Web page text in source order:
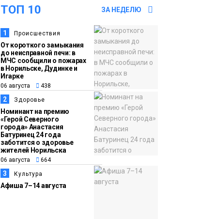
Образование
14:36
06 августа
Плато
Путорана
На плато Путорана
создадут систему
наблюдения за вечной
мерзлотой и очистят
территорию от мусора
13:47
06 августа
Новости
Заполярный
транспортный филиал
в Дудинке
заасфальтировал 47
тысяч «квадратов»
грузовых площадок
ТОП 10 ЗА НЕДЕЛЮ
1 Происшествия
От короткого замыкания
до неисправной печи: в
МЧС сообщили о пожарах
в Норильске, Дудинке и
Игарке
06 августа 438
2 Здоровье
Номинант на премию
«Герой Северного
города» Анастасия
Батуринец 24 года
заботится о здоровье
жителей Норильска
06 августа 664
3 Культура
Афиша 7–14 августа